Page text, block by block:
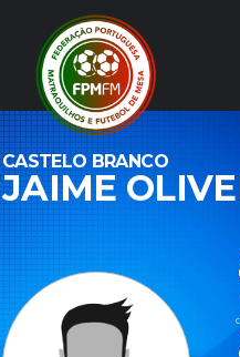
CASTELO BRANCO
JAIME